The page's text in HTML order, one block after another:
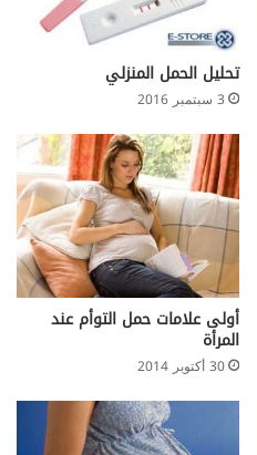
تحليل الحمل المنزلي
3 سبتمبر 2016
أولى علامات حمل التوأم عند
المرأة
30 أكتوبر 2014